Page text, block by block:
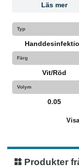
Läs mer
Typ
Färg
Vit/Röd
Volym
0.05
Produkter